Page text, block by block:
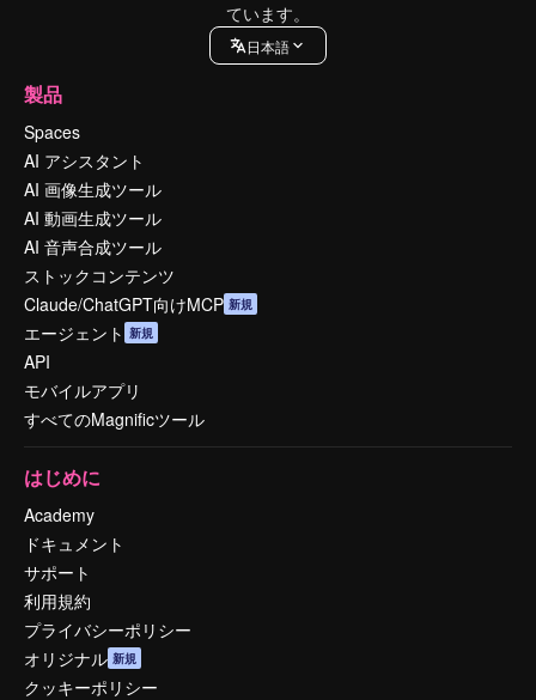
ています。
日本語
製品
Spaces
AI アシスタント
AI 画像生成ツール
AI 動画生成ツール
AI 音声合成ツール
ストックコンテンツ
Claude/ChatGPT向けMCP 新規
エージェント 新規
API
モバイルアプリ
すべてのMagnificツール
はじめに
Academy
ドキュメント
サポート
利用規約
プライバシーポリシー
オリジナル 新規
クッキーポリシー